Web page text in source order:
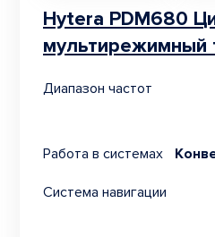
Hytera PDM680
мультирежимный
Диапазон частот
Работа в системах
Система навигации